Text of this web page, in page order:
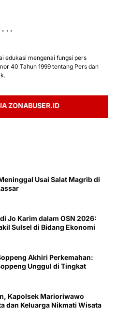
yang mendorong transparansi,
edukasi mengenai fungsi pers
Akhiri Perkemahan: